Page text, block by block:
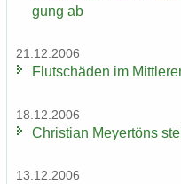
gung ab
21.12.2006
Flut­schä­den im
18.12.2006
Chris­ti­an Mey­er­töns
13.12.2006